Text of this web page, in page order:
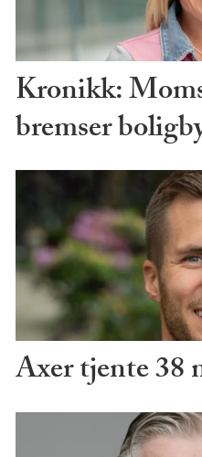
Kronikk:
bremser
Axer tjente 38